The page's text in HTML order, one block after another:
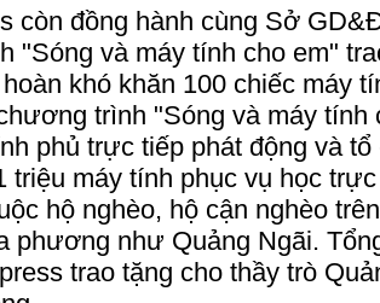
còn đồng hành cùng Sở
"Sóng và máy tính cho em"
khó khăn 100 chiếc máy
trình "Sóng và máy tính
phủ trực tiếp phát động và
triệu máy tính phục vụ học
hộ nghèo, hộ cận nghèo
phương như Quảng Ngãi.
trao tặng cho thầy trò